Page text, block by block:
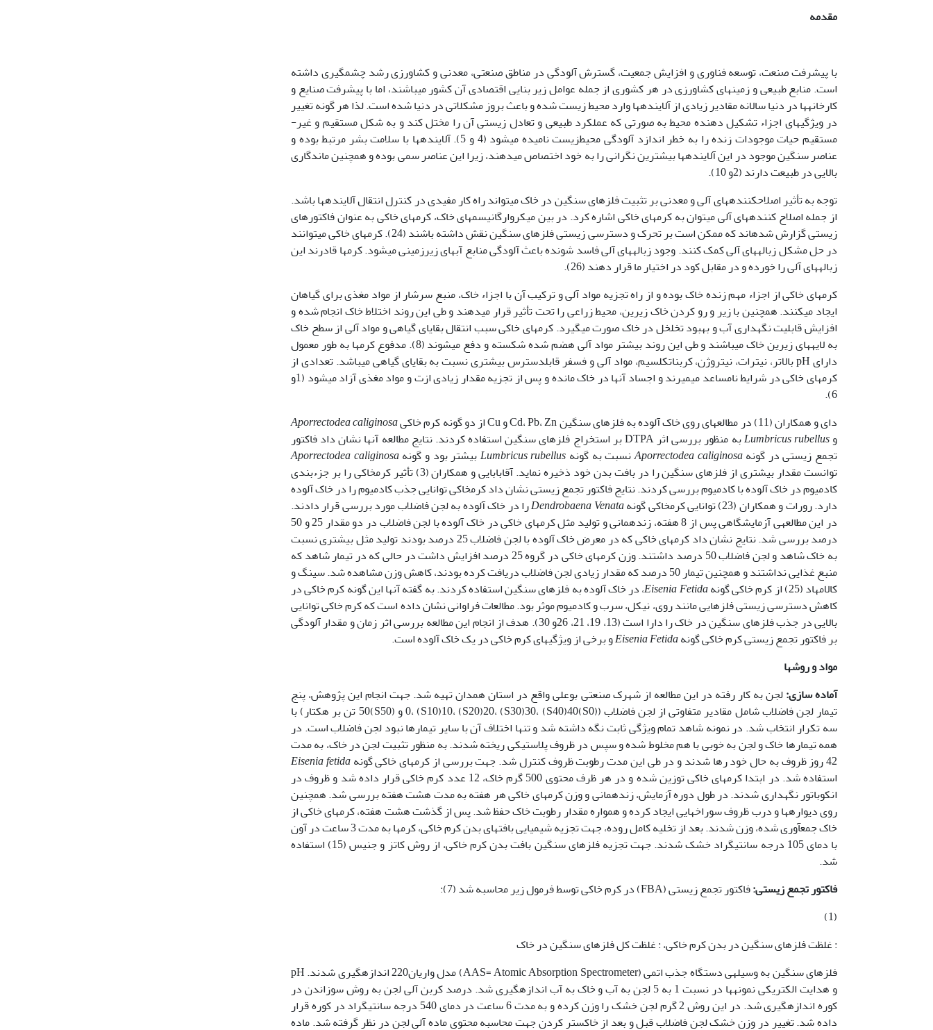
مقدمه
با پیشرفت صنعت، توسعه فناوری و افزایش جمعیت، گسترش آلودگی در مناطق صنعتی، معدنی و کشاورزی رشد چشم­گیری داشته
است. منابع طبیعی و زمین­های کشاورزی در هر کشوری از جمله عوامل زیر بنایی اقتصادی آن کشور می­باشند، اما با پیشرفت صنایع و
کارخانه­ها در دنیا سالانه مقادیر زیادی از آلاینده­ها وارد محیط زیست شده و باعث بروز مشکلاتی در دنیا شده است. لذا هر گونه تغییر
در ویژگی­های اجزاء تشکیل دهنده محیط به صورتی که عملکرد طبیعی و تعادل زیستی آن را مختل کند و به شکل مستقیم و غیر­
مستقیم حیات موجودات زنده را به خطر اندازد آلودگی محیط­زیست نامیده می­شود (4 و 5). آلاینده­ها با سلامت بشر مرتبط بوده و
عناصر سنگین موجود در این آلاینده­ها بیشترین نگرانی را به خود اختصاص می­دهند، زیرا این عناصر سمی بوده و همچنین ماندگاری
بالایی در طبیعت دارند (2و 10).
توجه به تأثیر اصلاح­کننده­های آلی و معدنی بر تثبیت فلزهای سنگین در خاک می­تواند راه کار مفیدی در کنترل انتقال آلاینده­ها باشد.
از جمله اصلاح­ کننده­های آلی می­توان به کرم­های خاکی اشاره کرد. در بین میکروارگانیسم­های خاک، کرم­های خاکی به عنوان فاکتورهای
زیستی گزارش شده­اند که ممکن است بر تحرک و دسترسی زیستی فلزهای سنگین نقش داشته باشند (24). کرم­های خاکی می­توانند
در حل مشکل زباله­های آلی کمک کنند. وجود زباله­های آلی فاسد شونده باعث آلودگی منابع آب­های زیر­زمینی می­شود. کرم­ها قادرند این
زباله­های آلی را خورده و در مقابل کود در اختیار ما قرار دهند (26).
کرم­های خاکی از اجزاء مهم زنده خاک بوده و از راه تجزیه مواد آلی و ترکیب آن با اجزاء خاک، منبع سرشار از مواد مغذی برای گیاهان
ایجاد می­کنند. همچنین با زیر و رو کردن خاک زیرین، محیط زراعی را تحت تأثیر قرار می­دهند و طی این روند اختلاط خاک انجام شده و
افزایش قابلیت نگهداری آب و بهبود تخلخل در خاک صورت می­گیرد. کرم­های خاکی سبب انتقال بقایای گیاهی و مواد آلی از سطح خاک
به لایه­های زیرین خاک می­باشند و طی این روند بیش­تر مواد آلی هضم شده شکسته و دفع می­شوند (8). مدفوع کرم­ها به طور معمول
دارای pH بالاتر، نیترات، نیتروژن، کربنات­کلسیم، مواد آلی و فسفر قابل­دسترس بیش­تری نسبت به بقایای گیاهی می­باشد. تعدادی از
کرم­های خاکی در شرایط نامساعد می­میرند و اجساد آن­ها در خاک مانده و پس از تجزیه مقدار زیادی ازت و مواد مغذی آزاد می­شود (1و
6).
دای و همکاران (11) در مطالعه­ای روی خاک آلوده به فلزهای سنگین Cd، Pb، Zn و Cu از دو گونه کرم خاکی
Aporrectodea caliginosa
وLumbricus rubellus
به منظور بررسی اثر DTPA بر استخراج فلزهای سنگین استفاده کردند. نتایج مطالعه آن­ها نشان داد فاکتور
تجمع زیستی در گونهAporrectodea caliginosaنسبت به گونه Lumbricus­ rubellusبیش­تر بود و گونهAporrectodea caliginosa
توانست مقدار بیش­تری از فلزهای سنگین را در بافت بدن خود ذخیره نماید. آقابابایی و همکاران (3) تأثیر کرم­خاکی را بر جزءبندی
کادمیوم در خاک آلوده با کادمیوم بررسی کردند. نتایج فاکتور تجمع زیستی نشان داد کرم­خاکی توانایی جذب کادمیوم را در خاک آلوده
دارد. رورات و همکاران (23) توانایی کرم­خاکی گونه
Dendrobaena Venataرا در خاک آلوده به لجن فاضلاب مورد بررسی قرار دادند.
در این مطالعه­ی آزمایشگاهی پس از 8 هفته، زنده­مانی و تولید­ مثل کرم­های خاکی در خاک آلوده با لجن فاضلاب در دو مقدار 25 و 50
درصد بررسی شد. نتایج نشان داد کرم­های خاکی که در معرض خاک آلوده با لجن فاضلاب 25 درصد بودند تولید مثل بیش­تری نسبت
به خاک شاهد و لجن فاضلاب 50 درصد داشتند. وزن کرم­های خاکی در گروه 25 درصد افزایش داشت در حالی که در تیمار شاهد که
منبع غذایی نداشتند و هم­چنین تیمار 50 درصد که مقدار زیادی لجن فاضلاب دریافت کرده بودند، کاهش وزن مشاهده شد. سینگ و
کالامهاد (25) از کرم ­خاکی گونه
Eisenia Fetida، در خاک آلوده به فلزهای سنگین استفاده کردند. به گفته آن­ها این گونه کرم­ خاکی در
کاهش دسترسی زیستی فلزهایی مانند روی، نیکل، سرب و کادمیوم موثر بود. مطالعات فراوانی نشان داده است که کرم خاکی توانایی
بالایی در جذب فلز­های سنگین در خاک را دارا است (13، 19، 21، 26و 30). هدف از انجام این مطالعه بررسی اثر زمان و مقدار آلودگی
بر فاکتور تجمع زیستی کرم خاکی گونهEisenia Fetidaو برخی از ویژگی­های کرم خاکی در یک خاک آلوده است.
مواد و روشها
آماده سازی:لجن به کار رفته در این مطالعه از شهرک صنعتی بوعلی واقع در استان همدان تهیه شد. جهت انجام این پژوهش، پنج
تیمار لجن ­فاضلاب شامل مقادیر متفاوتی از لجن فاضلاب ((S0)0، (S10)­10، (S20)20، (S30)­30، (S40)­40 و (S50)50 تن بر هکتار) با
سه تکرار انتخاب شد. در نمونه شاهد تمام ویژگی ثابت نگه داشته شد و تنها اختلاف آن با سایر تیمارها نبود لجن فاضلاب است. در
همه تیمارها خاک و لجن به خوبی با هم مخلوط شده و سپس در ظروف پلاستیکی ریخته شدند. به منظور تثبیت لجن در خاک، به مدت
42 روز ظروف به حال خود رها شدند و در طی این مدت رطوبت ظروف کنترل شد. جهت بررسی از کرم­های خاکی گونه
Eisenia fetida
استفاده شد. در ابتدا کرم­های خاکی توزین شده و در هر ظرف محتوی 500 گرم خاک، 12 عدد کرم­ خاکی قرار داده­ شد و ظروف در
انکوباتور نگهداری ­شدند. در طول دوره آزمایش، زنده­مانی و وزن کرم­های ­خاکی هر هفته به مدت هشت هفته بررسی شد. همچنین
روی دیواره­ها و درب ظروف سوراخ­هایی ایجاد ­کرده و همواره مقدار رطوبت خاک حفظ شد. پس از گذشت هشت هفته، کرم­های­ خاکی از
خاک جمع­آوری شده، وزن شدند. بعد از تخلیه کامل روده، جهت تجزیه شیمیایی بافت­های بدن کرم ­­خاکی، کرم­ها به مدت 3 ساعت در آون
با دمای 105 درجه سانتی­گراد خشک شدند. جهت تجزیه فلزهای سنگین بافت بدن کرم­ خاکی، از روش کاتز و جنیس (15) استفاده
شد.
فاکتور تجمع زیستی:فاکتور تجمع زیستی (F­BA) در کرم ­خاکی توسط فرمول زیر محاسبه شد (7):
(1)
: غلظت فلز­های سنگین در بدن کرم خاکی، : غلظت کل فلز­های سنگین در خاک
فلزهای سنگین به وسیله­ی دستگاه جذب ­اتمی (AAS= Atomic Absorption Spectrometer) مدل واریان220 اندازه­گیری شدند. pH
و هدایت الکتریکی نمونه­ها در نسبت 1 به 5 لجن به آب و خاک به آب اندازه­گیری شد. درصد کربن آلی لجن به روش سوزاندن در
کوره اندازه­گیری شد. در این روش 2 گرم لجن خشک را وزن کرده و به مدت 6 ساعت در دمای 540 درجه سانتی­گراد در کوره قرار
داده شد. تغییر در وزن خشک لجن فاضلاب قبل و بعد از خاکستر کردن جهت محاسبه محتوی ماده آلی لجن در نظر گرفته شد. ماده